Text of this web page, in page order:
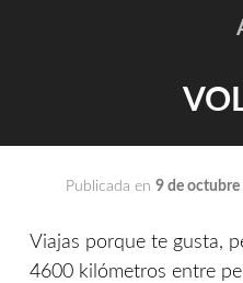
Publicada en 9 de octubre
Viajas porque te gusta,
4600 kilómetros entre